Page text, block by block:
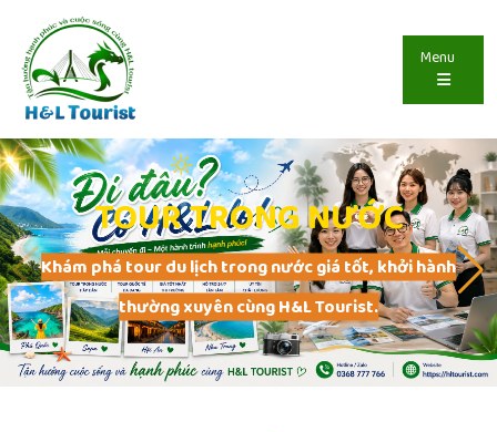
Menu
TOUR TRONG NƯỚC
Khám phá tour du lịch trong nước giá tốt, khởi hành
thường xuyên cùng H&L Tourist.